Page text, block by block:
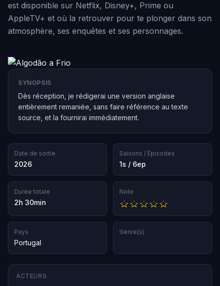
est disponible sur Netflix, Disney+, Prime ou
AppleTV+ et où la retrouver pour te plonger dans son
atmosphère, ses enquêtes et ses personnages.
SYNOPSIS
Dès réception, je rédigerai une version anglaise
entièrement remaniée, sans faire référence au texte
source, et la fournirai immédiatement.
Date de sortie
2026
Saisons / Épisodes
1s / 6ep
Durée totale
2h 30min
Note
Pays
Portugal
Genre(s)
ACTEURS